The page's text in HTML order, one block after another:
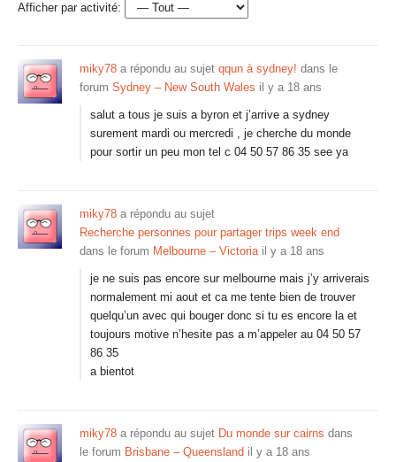
Afficher par activité:
miky78 a répondu au sujet qqun à sydney! dans le
forum Sydney – New South Wales il y a 18 ans
salut a tous je suis a byron et j’arrive a sydney
surement mardi ou mercredi , je cherche du monde
pour sortir un peu mon tel c 04 50 57 86 35 see ya
miky78 a répondu au sujet
Recherche personnes pour partager trips week end
dans le forum Melbourne – Victoria il y a 18 ans
je ne suis pas encore sur melbourne mais j’y arriverais
normalement mi aout et ca me tente bien de trouver
quelqu’un avec qui bouger donc si tu es encore la et
toujours motive n’hesite pas a m’appeler au 04 50 57
86 35
a bientot
miky78 a répondu au sujet Du monde sur cairns dans
le forum Brisbane – Queensland il y a 18 ans